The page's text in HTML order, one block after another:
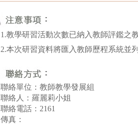
1.教學研習活動次數已納入教師評鑑之
2.本次研習資料將匯入教師歷程系統並
聯絡單位：教師教學發展組
聯絡人：羅麗莉小姐
聯絡電話：2161
傳真：